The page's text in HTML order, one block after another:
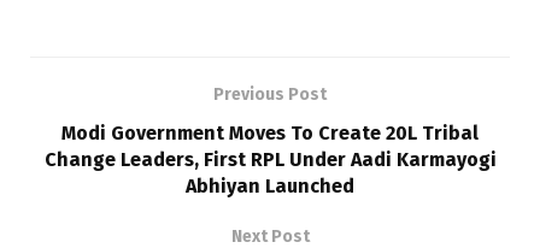
Previous Post
Modi Government Moves To Create 20L Tribal
Change Leaders, First RPL Under Aadi Karmayogi
Abhiyan Launched
Next Post